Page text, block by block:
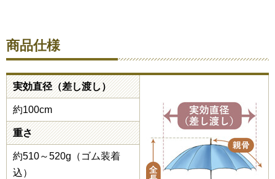
商品仕様
実効直径（差し渡し）
約100cm
重さ
約510～520g（ゴム装着
込）